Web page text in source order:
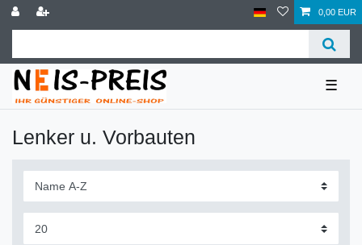
0,00 EUR
☰
Lenker u. Vorbauten